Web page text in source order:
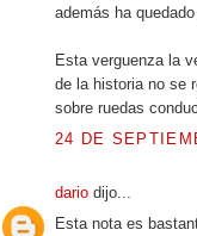
además ha
Esta verguenza la
de la historia no se
sobre ruedas
24 DE
dario dijo...
Esta nota es